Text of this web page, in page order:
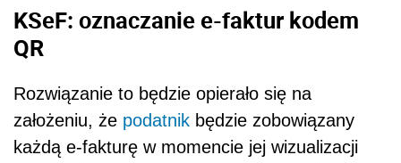
KSeF: oznaczanie e-faktur kodem
QR
Rozwiązanie to będzie opierało się na
założeniu, że podatnik będzie zobowiązany
każdą e-fakturę w momencie jej wizualizacji